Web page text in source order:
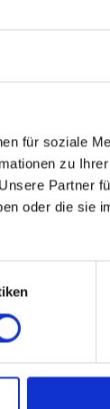
für soziale
zu
Partner
oder die sie
ist der
wir
wir
den
oder
auf das
bei